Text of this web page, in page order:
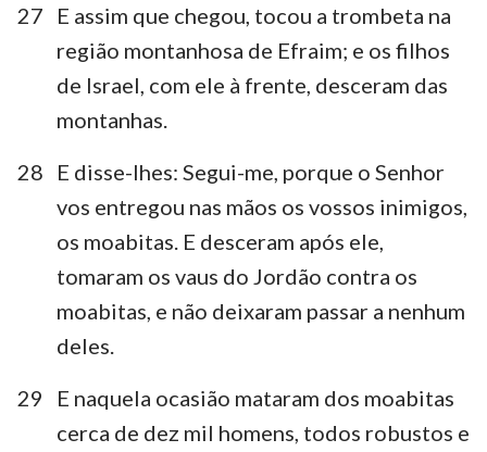
27
E assim que chegou, tocou a trombeta na
região montanhosa de Efraim; e os filhos
de Israel, com ele à frente, desceram das
montanhas.
28
E disse-lhes: Segui-me, porque o Senhor
vos entregou nas mãos os vossos inimigos,
os moabitas. E desceram após ele,
tomaram os vaus do Jordão contra os
moabitas, e não deixaram passar a nenhum
deles.
29
E naquela ocasião mataram dos moabitas
cerca de dez mil homens, todos robustos e